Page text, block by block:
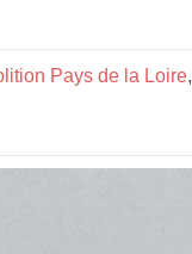
Pays de la Loire,